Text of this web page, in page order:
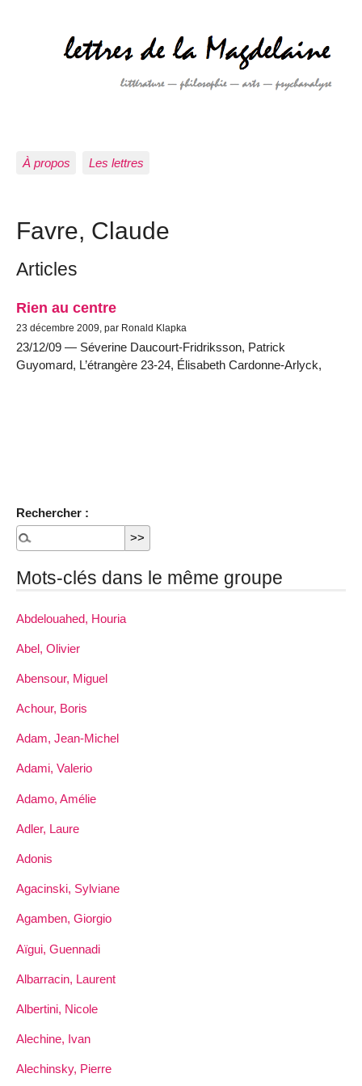
À propos Les lettres
Favre, Claude
Articles
Rien au centre
23 décembre 2009, par Ronald Klapka
23/12/09 — Séverine Daucourt-Fridriksson, Patrick
Guyomard, L’étrangère 23-24, Élisabeth Cardonne-Arlyck,
Rechercher :
Mots-clés dans le même groupe
Abdelouahed, Houria
Abel, Olivier
Abensour, Miguel
Achour, Boris
Adam, Jean-Michel
Adami, Valerio
Adamo, Amélie
Adler, Laure
Adonis
Agacinski, Sylviane
Agamben, Giorgio
Aïgui, Guennadi
Albarracin, Laurent
Albertini, Nicole
Alechine, Ivan
Alechinsky, Pierre